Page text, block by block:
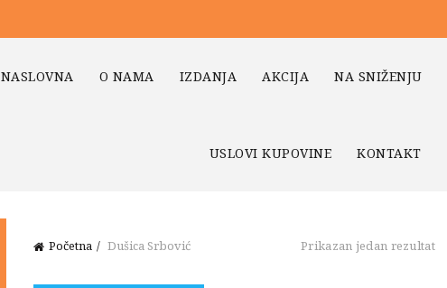
NASLOVNA O NAMA IZDANJA AKCIJA NA SNIŽENJU
USLOVI KUPOVINE KONTAKT
Početna Dušica Srbović Prikazan jedan rezultat